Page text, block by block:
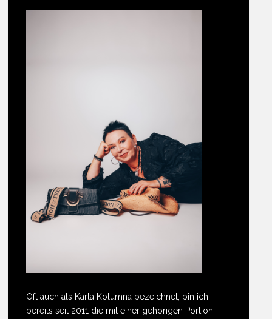
Oft auch als Karla Kolumna bezeichnet, bin ich
bereits seit 2011 die mit einer gehörigen Portion